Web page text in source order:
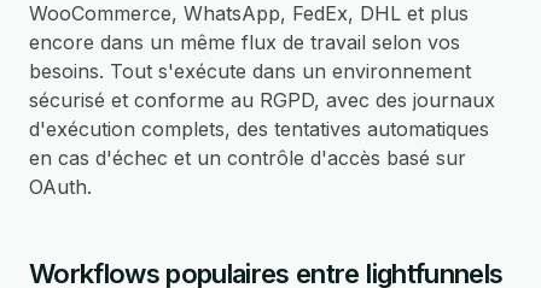
WooCommerce, WhatsApp, FedEx, DHL et plus
encore dans un même flux de travail selon vos
besoins. Tout s'exécute dans un environnement
sécurisé et conforme au RGPD, avec des journaux
d'exécution complets, des tentatives automatiques
en cas d'échec et un contrôle d'accès basé sur
OAuth.
Workflows populaires entre lightfunnels